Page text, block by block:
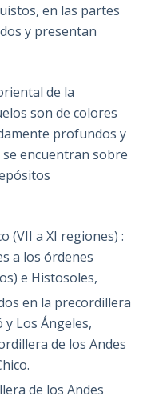
en las partes
y presentan
de la
son de colores
profundos y
encuentran sobre
(VII a XI regiones) :
a los órdenes
e Histosoles,
en la precordillera
y Los Ángeles,
de los Andes
de los Andes